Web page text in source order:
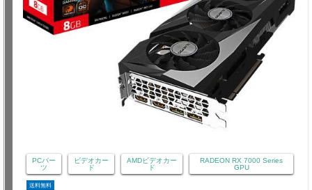
PCパー
ツ
ビデオカー
ド
AMDビデオカー
ド
RADEON RX 7000 Series
GPU
送料無料